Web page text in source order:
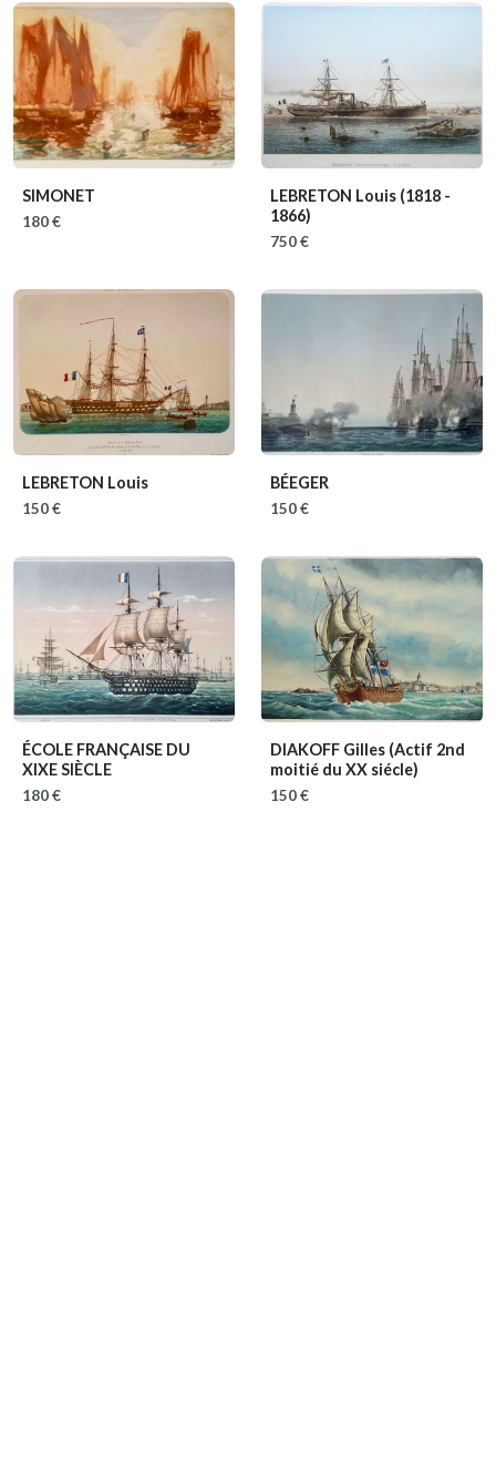
SIMONET
180 €
LEBRETON Louis (1818 -
1866)
750 €
LEBRETON Louis
150 €
BÉEGER
150 €
ÉCOLE FRANÇAISE DU
XIXE SIÈCLE
180 €
DIAKOFF Gilles (Actif 2nd
moitié du XX siécle)
150 €